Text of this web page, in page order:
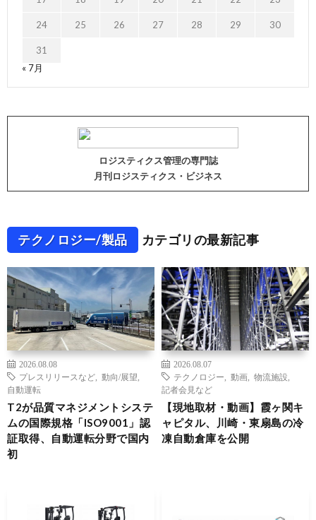
24 25 26 27 28 29 30
31
« 7月
ロジスティクス管理の専門誌
月刊ロジスティクス・ビジネス
テクノロジー/製品 カテゴリの最新記事
2026.08.08
プレスリリースなど
動向/展望
自動運転
T2が品質マネジメントシステ
ムの国際規格「ISO9001」認
証取得、自動運転分野で国内
初
2026.08.07
テクノロジー
動画 物流施設
記者会見など
【現地取材・動画】霞ヶ関キ
ャピタル、川崎・東扇島の冷
凍自動倉庫を公開